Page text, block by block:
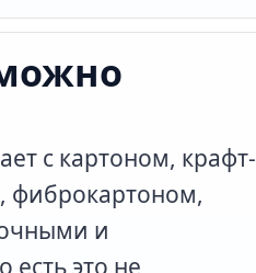
с картоном, крафт-
фиброкартоном,
и
это не